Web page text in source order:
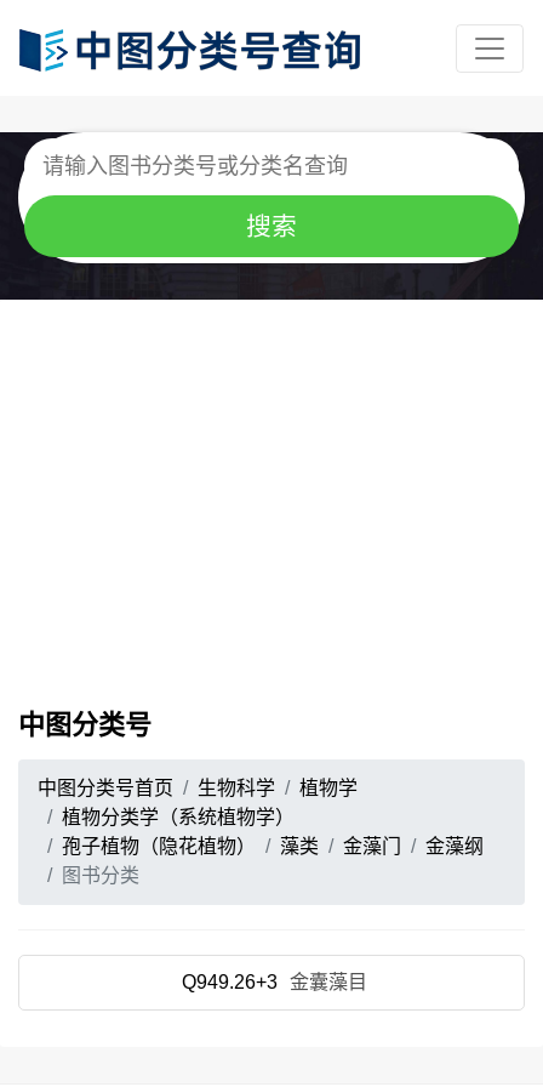
中图分类号
中图分类号首页 生物科学
植物学
植物分类学（系统植物学）
孢子植物（隐花植物）
藻类 金藻门
金藻纲
图书分类
Q949.26+3 金囊藻目